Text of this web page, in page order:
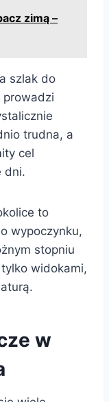
zimą –
szlak do
prowadzi
trudna, a
cel
dni.
to
wypoczynku,
stopniu
widokami,
w